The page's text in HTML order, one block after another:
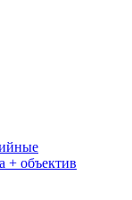
+ объектив